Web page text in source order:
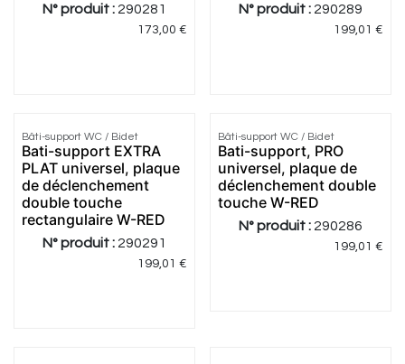
N° produit : 290281
173,00 €
N° produit : 290289
199,01 €
Meilleur
prix
Bâti-support WC / Bidet
Bati-support EXTRA
PLAT universel, plaque
de déclenchement
double touche
rectangulaire W-RED
N° produit : 290291
199,01 €
Meilleur
prix
Bâti-support WC / Bidet
Bati-support, PRO
universel, plaque de
déclenchement double
touche W-RED
N° produit : 290286
199,01 €